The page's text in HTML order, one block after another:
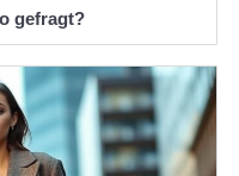
gefragt?